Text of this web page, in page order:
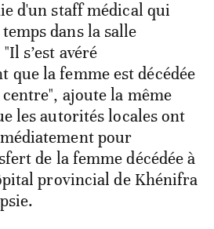
d'un staff médical qui
dans la salle
s’est avéré
que la femme est décédée
ajoute la même
les autorités locales ont
pour
de la femme décédée à
provincial de Khénifra